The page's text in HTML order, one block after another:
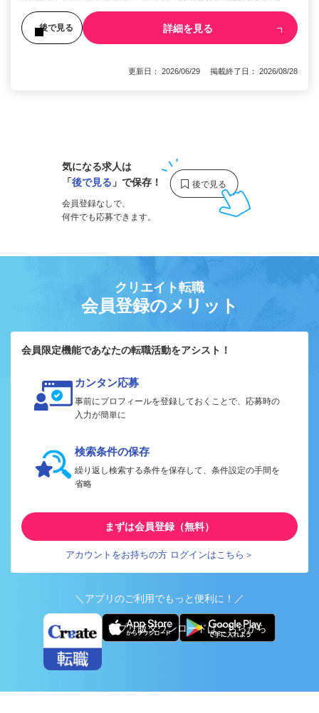
後で見る 詳細を見る
更新日： 2026/06/29 掲載終了日： 2026/08/28
気になる求人は
「後で見る 」で保存！
会員登録なしで、
何件でも応募できます。
クリエイト転職
会員登録のメリット
会員限定機能であなたの転職活動をアシスト！
カンタン応募
事前にプロフィールを登録しておくことで、応募時の
入力が簡単に
検索条件の保存
繰り返し検索する条件を保存して、条件設定の手間を
省略
まずは会員登録（無料）
アカウントをお持ちの方 ログインはこちら＞
＼アプリのご利用でもっと便利に！／
アプリ版ダウンロードはこちらから